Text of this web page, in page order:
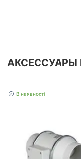
АКСЕССУАРЫ
В наявності